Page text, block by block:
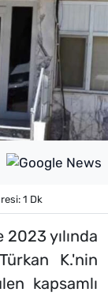
1 Dk
yılında
K.'nin
kapsamlı